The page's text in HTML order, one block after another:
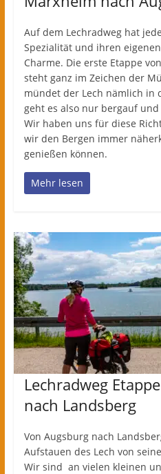
Auf dem Lechradweg hat
Spezialität und ihren
Charme. Die erste Etappe
steht ganz im Zeichen der
mündet der Lech nämlich in
geht es also nur bergauf
Wir haben uns für diese
wir den Bergen immer
genießen können.
Mehr lesen
Lechradweg
nach Landsberg
Von Augsburg nach
Aufstauen des Lech von
Wir sind an vielen kleinen